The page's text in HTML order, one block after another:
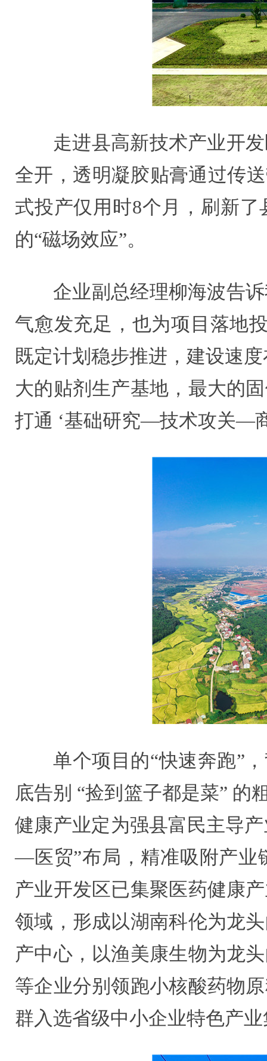
走进县高新技术产业开
全开，透明凝胶贴膏通过传
式投产仅用时8个月，刷新
的“磁场效应”。
企业副总经理柳海波告
气愈发充足，也为项目落地
既定计划稳步推进，建设速
大的贴剂生产基地，最大的
打通 ‘基础研究—技术攻关—
单个项目的“快速奔跑”
底告别 “捡到篮子都是菜” 的
健康产业定为强县富民主导
—医贸”布局，精准吸附产业
产业开发区已集聚医药健康
领域，形成以湖南科伦为龙
产中心，以渔美康生物为龙
等企业分别领跑小核酸药物
群入选省级中小企业特色产